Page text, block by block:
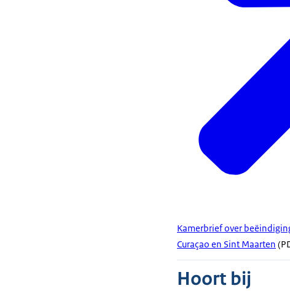
Kamerbrief over
Curaçao en Sint Maarten
Hoort bij